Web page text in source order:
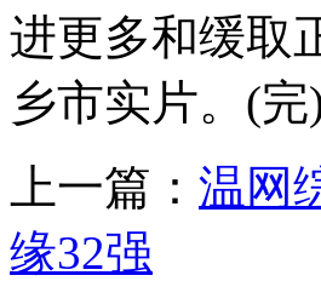
进更多和缓取
乡市实片。(完
上一篇： 温网
缘32强